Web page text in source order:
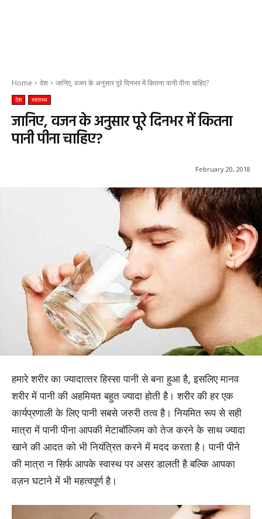
Home देश जानिए, वजन के अनुसार पूरे दिनभर में कितना पानी पीना चाहिए?
देश स्वास्थ्य
जानिए, वजन के अनुसार पूरे दिनभर में कितना
पानी पीना चाहिए?
February 20, 2018
हमारे शरीर का ज्‍यादात्‍तर हिस्‍सा पानी से बना हुआ है, इसलिए मानव
शरीर में पानी की अहमियत बहुत ज्‍यादा होती है। शरीर की हर एक
कार्यप्रणाली के लिए पानी सबसे जरुरी तत्‍व है। नियमित रूप से सही
मात्रा में पानी पीना आपकी मेटाबॉल्जिम को तेज करने के साथ ज्‍यादा
खाने की आदत को भी नियंत्रित करने में मदद करता है। पानी पीने
की मात्रा न सिर्फ आपके स्वास्थ पर असर डालती है बल्कि आपका
वज़न घटाने में भी महत्वपूर्ण है।